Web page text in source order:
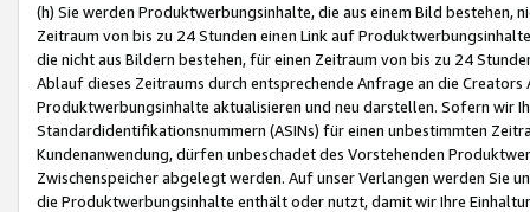
(h) Sie werden Produktwerbungsinhalte, die aus einem Bild bestehen,
Zeitraum von bis zu 24 Stunden einen Link auf
die nicht aus Bildern bestehen, für einen Zeitraum von bis zu 24
Ablauf dieses Zeitraums durch entsprechende Anfrage an die
Produktwerbungsinhalte aktualisieren und neu darstellen. Sofern wir
Standardidentifikationsnummern (ASINs) für einen unbestimmten
Kundenanwendung, dürfen unbeschadet des Vorstehenden
Zwischenspeicher abgelegt werden. Auf unser Verlangen werden Sie
die Produktwerbungsinhalte enthält oder nutzt, damit wir Ihre